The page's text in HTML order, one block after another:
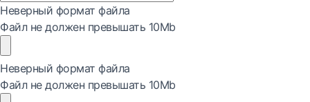
Неверный формат файла
Файл не должен превышать 10Mb
Неверный формат файла
Файл не должен превышать 10Mb